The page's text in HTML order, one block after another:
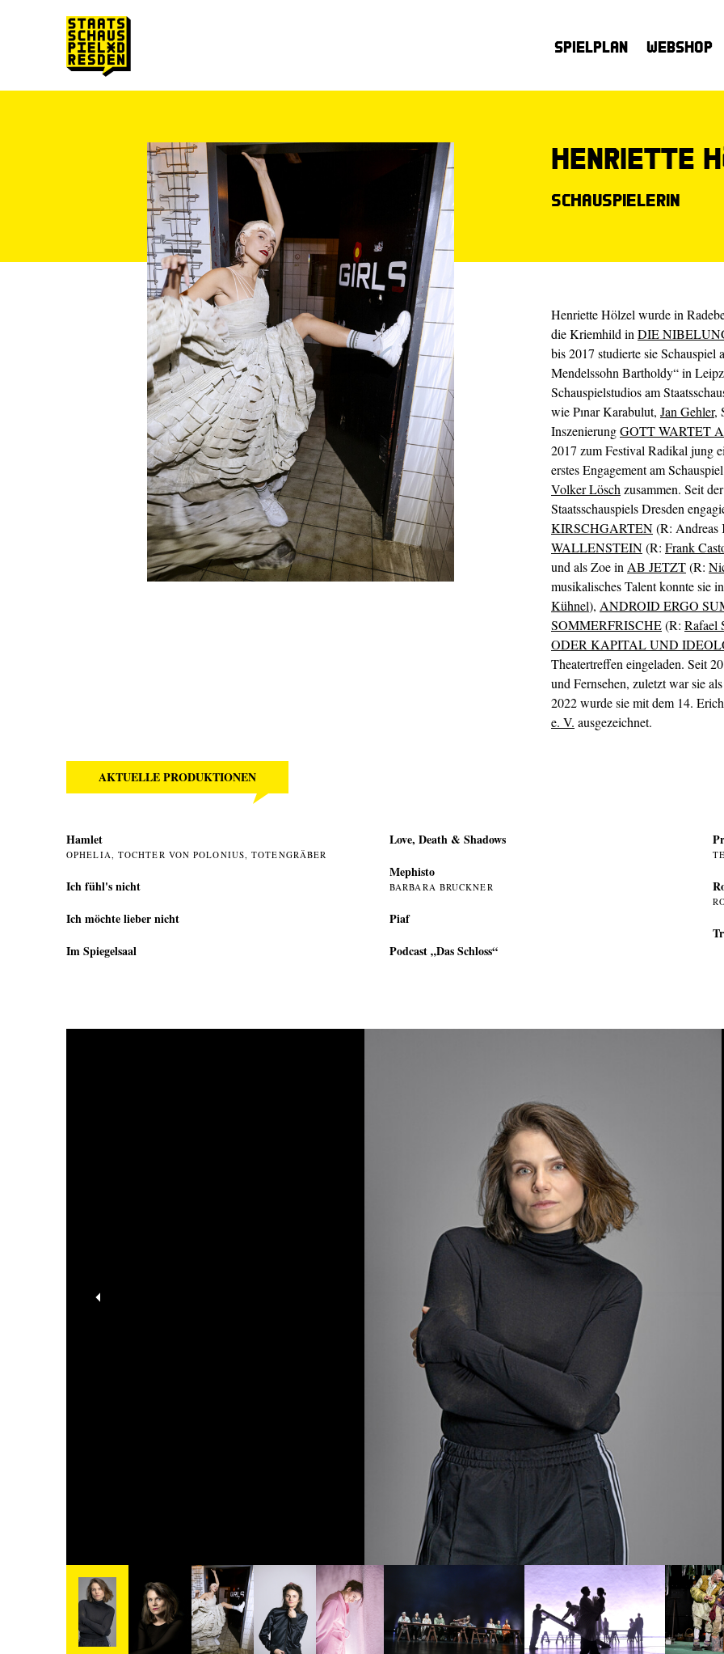
Spielplan Webshop
Henriette
Schauspielerin
Henriette Hölzel wurde in
die Kriemhild in DIE
bis 2017 studierte sie
Mendelssohn Bartholdy“ in
Schauspielstudios am
wie Pınar Karabulut, Jan Gehler,
InszenierungGOTT WARTET
2017 zum Festival Radikal jung
erstes Engagement am
Volker Lösch zusammen. Seit
Staatsschauspiels Dresden
KIRSCHGARTEN(R: Andreas
WALLENSTEIN(R: Frank
und als Zoe in AB JETZT(R:
musikalisches Talent konnte sie
Kühnel), ANDROID ERGO
SOMMERFRISCHE(R: Rafael
ODER KAPITAL UND
Theatertreffen eingeladen. Seit
und Fernsehen, zuletzt war sie
2022 wurde sie mit dem 14.
e. V. ausgezeichnet.
AKTUELLE PRODUKTIONEN
Hamlet
OPHELIA, TOCHTER VON POLONIUS, TOTENGRÄBER
Ich fühl's nicht
Ich möchte lieber nicht
Im Spiegelsaal
Love, Death & Shadows
Mephisto
BARBARA BRUCKNER
Piaf
Podcast „Das Schloss“